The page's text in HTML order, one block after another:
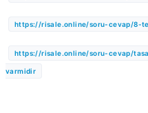
https://risale.online/soru-cevap/8-
https://risale.online/soru-cevap/
varmidir